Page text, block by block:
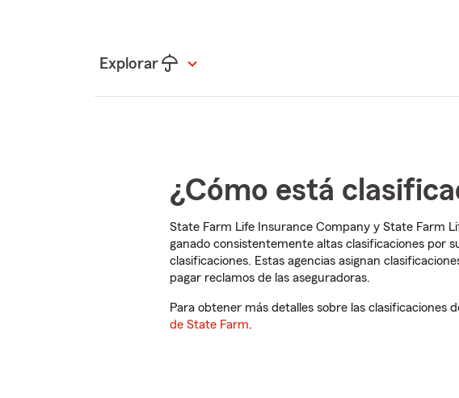
Explorar
¿Cómo está
State Farm Life Insurance Company y State Farm
ganado consistentemente altas clasificaciones por
clasificaciones. Estas agencias asignan
pagar reclamos de las aseguradoras.
Para obtener más detalles sobre las clasificaciones
de State Farm.